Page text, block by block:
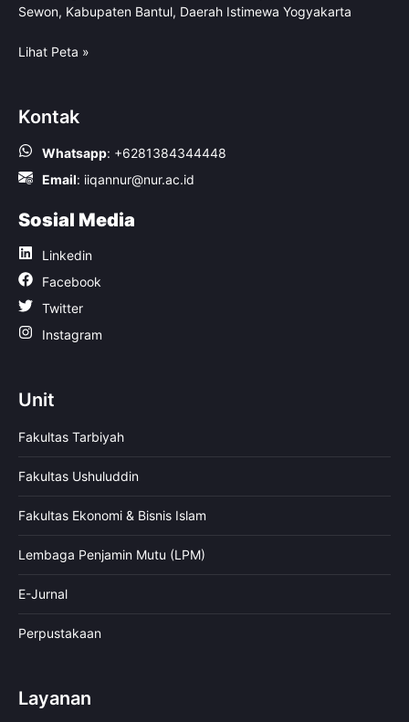
Sewon, Kabupaten Bantul, Daerah Istimewa Yogyakarta
Lihat Peta »
Kontak
Whatsapp: +6281384344448
Email: iiqannur@nur.ac.id
Sosial Media
Linkedin
Facebook
Twitter
Instagram
Unit
Fakultas Tarbiyah
Fakultas Ushuluddin
Fakultas Ekonomi & Bisnis Islam
Lembaga Penjamin Mutu (LPM)
E-Jurnal
Perpustakaan
Layanan